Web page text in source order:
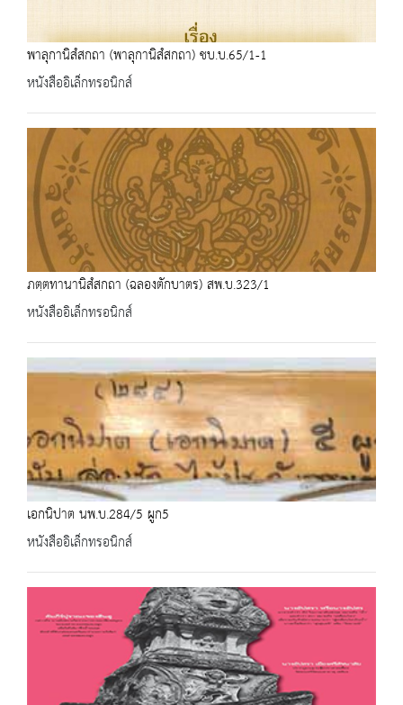
พาลุกานิสํสกถา (พาลุกานิสํสกถา) ชบ.บ.65/1-1
หนังสืออิเล็กทรอนิกส์
ภตฺตทานานิสํสกถา (ฉลองตักบาตร) สพ.บ.323/1
หนังสืออิเล็กทรอนิกส์
เอกนิปาต นพ.บ.284/5 ผูก5
หนังสืออิเล็กทรอนิกส์